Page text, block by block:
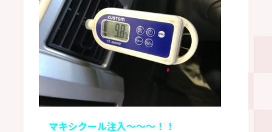
マキシクール注入～～～！！